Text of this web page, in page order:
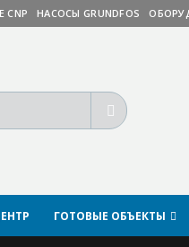
НАСОСЫ GRUNDFOS
ГОТОВЫЕ ОБЪЕКТЫ